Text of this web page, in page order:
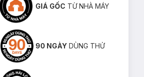
GIÁ GỐC TỪ NHÀ MÁY
90 NGÀY DÙNG THỬ